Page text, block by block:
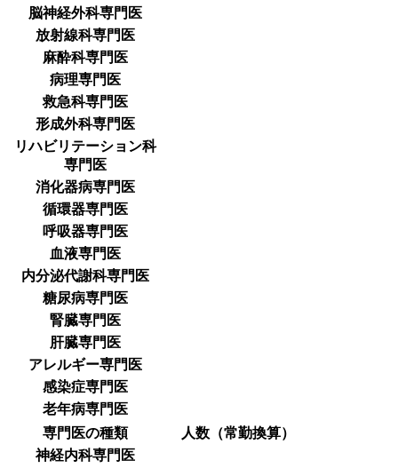
脳神経外科専門医
放射線科専門医
麻酔科専門医
病理専門医
救急科専門医
形成外科専門医
リハビリテーション科
専門医
消化器病専門医
循環器専門医
呼吸器専門医
血液専門医
内分泌代謝科専門医
糖尿病専門医
腎臓専門医
肝臓専門医
アレルギー専門医
感染症専門医
老年病専門医
専門医の種類
人数（常勤換算）
神経内科専門医